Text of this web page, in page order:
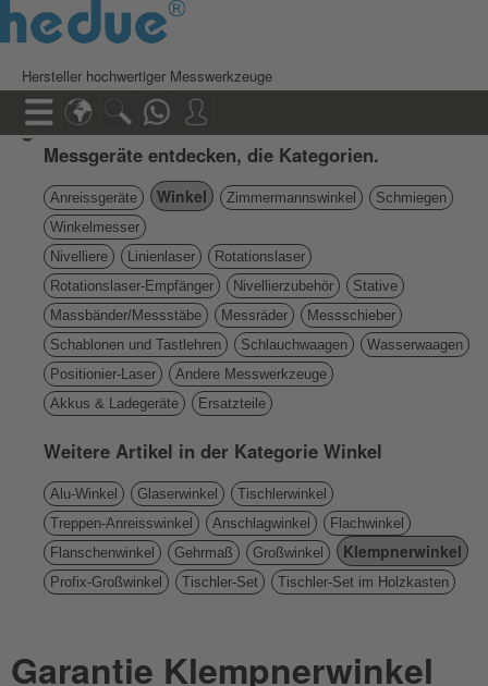
Hersteller hochwertiger Messwerkzeuge
Messgeräte entdecken, die Kategorien.
Anreissgeräte Winkel Zimmermannswinkel
Schmiegen
Winkelmesser
Nivelliere
Linienlaser
Rotationslaser
Rotationslaser-Empfänger
Nivellierzubehör
Stative
Massbänder/Messstäbe
Messräder
Messschieber
Schablonen und Tastlehren
Schlauchwaagen
Wasserwaagen
Positionier-Laser
Andere Messwerkzeuge
Akkus & Ladegeräte
Ersatzteile
Weitere Artikel in der Kategorie Winkel
Alu-Winkel Glaserwinkel
Tischlerwinkel
Treppen-Anreisswinkel
Anschlagwinkel
Flachwinkel
Flanschenwinkel
Gehrmaß Großwinkel Klempnerwinkel
Profix-Großwinkel Tischler-Set Tischler-Set im Holzkasten
Garantie Klempnerwinkel